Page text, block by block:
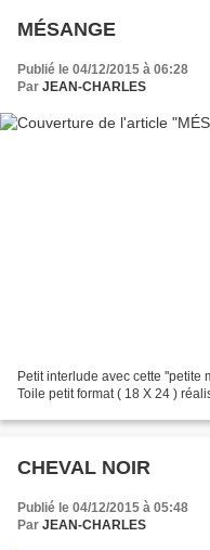
MÉSANGE
Publié le 04/12/2015 à 06:28
Par JEAN-CHARLES
Petit interlude avec cette ''petite
Toile petit format ( 18 X 24 )
CHEVAL NOIR
Publié le 04/12/2015 à 05:48
Par JEAN-CHARLES